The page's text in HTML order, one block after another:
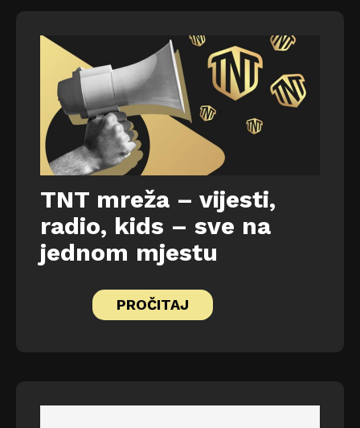
TNT mreža – vijesti,
radio, kids – sve na
jednom mjestu
PROČITAJ